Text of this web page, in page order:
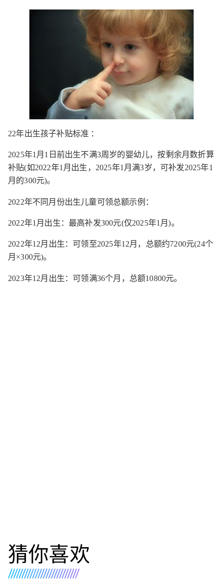
22年出生孩子补贴标准 ：
2025年1月1日前出生不满3周岁的婴幼儿，按剩余月数折算
补贴(如2022年1月出生，2025年1月满3岁，可补发2025年1
月的300元)。
2022年不同月份出生儿童可领总额示例：
2022年1月出生：最高补发300元(仅2025年1月)。
2022年12月出生：可领至2025年12月，总额约7200元(24个
月×300元)。
2023年12月出生：可领满36个月，总额10800元。
猜你喜欢